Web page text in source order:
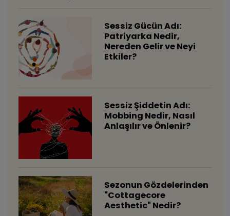
Sessiz Gücün Adı:
Patriyarka Nedir,
Nereden Gelir ve Neyi
Etkiler?
Sessiz Şiddetin Adı:
Mobbing Nedir, Nasıl
Anlaşılır ve Önlenir?
Sezonun Gözdelerinden
"Cottagecore
Aesthetic" Nedir?